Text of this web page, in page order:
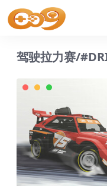
驾驶拉力赛/